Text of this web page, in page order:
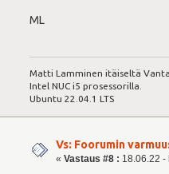
ML
Matti Lamminen itäiseltä
Intel NUC i5 prosessorilla.
Ubuntu 22.04.1 LTS
Vs: Foorumin
«Vastaus #8 : 18.06.22 -